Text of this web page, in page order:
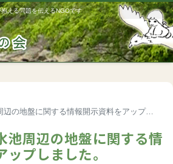
える問題を伝えるNGOです
地盤に関する情報開示資料をアップしました。
池周辺の地盤に関する情
プしました。